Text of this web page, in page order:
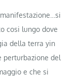
cosi lungo dove
della terra yin
del
e che si